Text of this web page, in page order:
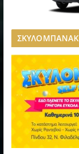
ΣΚΥΛΟΜΠΑΝΑΚΙ